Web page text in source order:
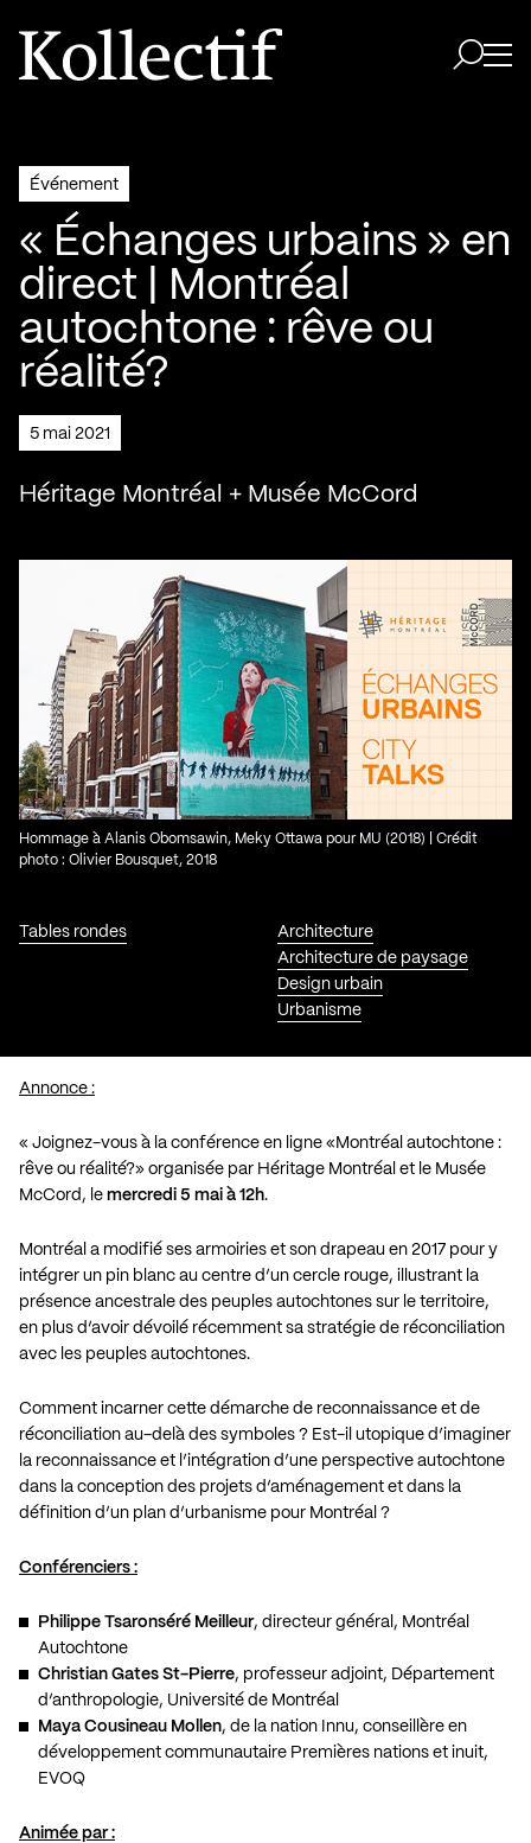
Aller à la page d'accueil
Logo Kollectif
Événement
« Échanges urbains » en
direct | Montréal
autochtone : rêve ou
réalité?
5 mai 2021
Héritage Montréal + Musée McCord
Tables rondes
Architecture
Architecture de paysage
Design urbain
Urbanisme
Hommage à Alanis Obomsawin, Meky Ottawa pour MU (2018) | Crédit
photo : Olivier Bousquet, 2018
Annonce :
« Joignez-vous à la conférence en ligne «Montréal autochtone :
rêve ou réalité?» organisée par Héritage Montréal et le Musée
McCord, le mercredi 5 mai à 12h.
Montréal a modifié ses armoiries et son drapeau en 2017 pour y
intégrer un pin blanc au centre d’un cercle rouge, illustrant la
présence ancestrale des peuples autochtones sur le territoire,
en plus d’avoir dévoilé récemment sa stratégie de réconciliation
avec les peuples autochtones.
Comment incarner cette démarche de reconnaissance et de
réconciliation au-delà des symboles ? Est-il utopique d’imaginer
la reconnaissance et l’intégration d’une perspective autochtone
dans la conception des projets d’aménagement et dans la
définition d’un plan d’urbanisme pour Montréal ?
Conférenciers :
Philippe Tsaronséré Meilleur, directeur général, Montréal
Autochtone
Christian Gates St-Pierre, professeur adjoint, Département
d’anthropologie, Université de Montréal
Maya Cousineau Mollen, de la nation Innu, conseillère en
développement communautaire Premières nations et inuit,
EVOQ
Animée par :